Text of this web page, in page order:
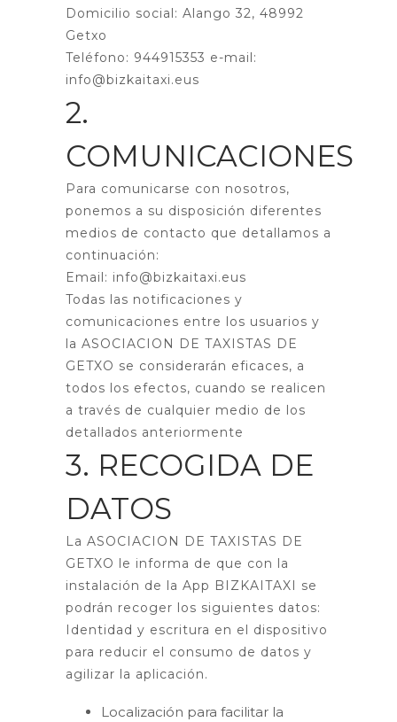
Domicilio social: Alango 32, 48992
Getxo
Teléfono: 944915353 e-mail:
info@bizkaitaxi.eus
2.
COMUNICACIONES
Para comunicarse con nosotros,
ponemos a su disposición diferentes
medios de contacto que detallamos a
continuación:
Email: info@bizkaitaxi.eus
Todas las notificaciones y
comunicaciones entre los usuarios y
la ASOCIACION DE TAXISTAS DE
GETXO se considerarán eficaces, a
todos los efectos, cuando se realicen
a través de cualquier medio de los
detallados anteriormente
3. RECOGIDA DE
DATOS
La ASOCIACION DE TAXISTAS DE
GETXO le informa de que con la
instalación de la App BIZKAITAXI se
podrán recoger los siguientes datos:
Identidad y escritura en el dispositivo
para reducir el consumo de datos y
agilizar la aplicación.
Localización para facilitar la